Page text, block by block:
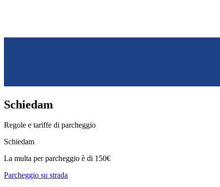
Schiedam
Regole e tariffe di parcheggio
Schiedam
La multa per parcheggio è di 150€
Parcheggio su strada